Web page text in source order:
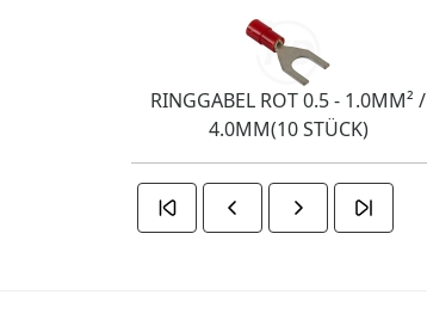
RINGGABEL ROT 0.5 - 1.0MM² /
4.0MM(10 STÜCK)